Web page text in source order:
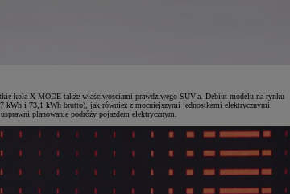
koła X-MODE także właściwościami prawdziwego SUV-a. Debiut modelu na rynku
kWh i 73,1 kWh brutto), jak również z mocniejszymi jednostkami elektrycznymi
planowanie podróży pojazdem elektrycznym.